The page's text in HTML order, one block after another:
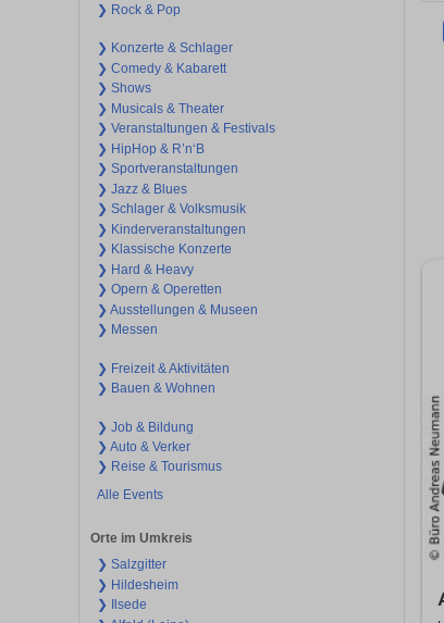
❯ Rock & Pop
❯ Konzerte & Schlager
❯ Comedy & Kabarett
❯ Shows
❯ Musicals & Theater
❯ Veranstaltungen & Festivals
❯ HipHop & R’n‘B
❯ Sportveranstaltungen
❯ Jazz & Blues
❯ Schlager & Volksmusik
❯ Kinderveranstaltungen
❯ Klassische Konzerte
❯ Hard & Heavy
❯ Opern & Operetten
❯ Ausstellungen & Museen
❯ Messen
❯ Freizeit & Aktivitäten
❯ Bauen & Wohnen
❯ Job & Bildung
❯ Auto & Verker
❯ Reise & Tourismus
Alle Events
Orte im Umkreis
❯ Salzgitter
❯ Hildesheim
❯ Ilsede